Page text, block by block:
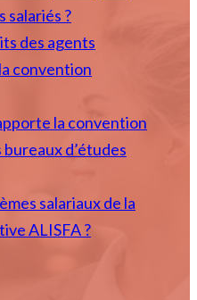
salariés ?
des agents
convention
la convention
d’études
salariaux de la
ALISFA ?